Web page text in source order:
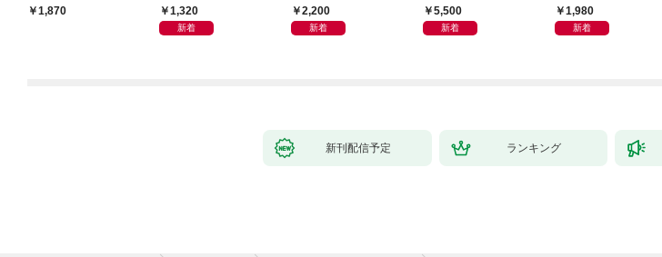
1,870
会」が生まれた謎
1,320
新着
然とやっている 最小の
インプットで最大の成
2,200
新着
5,500
新着
よう1,980
新着
新刊配信予定 ランキング